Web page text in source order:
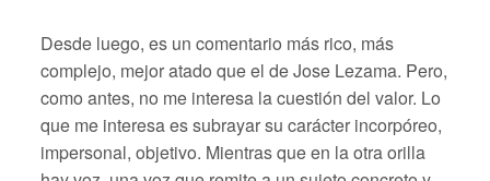
Desde luego, es un comentario más rico, más
complejo, mejor atado que el de Jose Lezama. Pero,
como antes, no me interesa la cuestión del valor. Lo
que me interesa es subrayar su carácter incorpóreo,
impersonal, objetivo. Mientras que en la otra orilla